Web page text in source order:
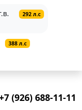
292 л.с
388 л.с
(926) 688-11-11